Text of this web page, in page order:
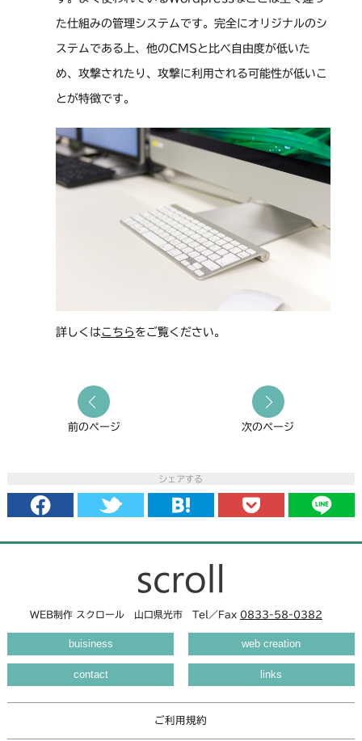
た仕組みの管理システムです。完全にオリジナルのシ
ステムである上、他のCMSと比べ自由度が低いた
め、攻撃されたり、攻撃に利用される可能性が低いこ
とが特徴です。
詳しくはこちら をご覧ください。
前のページ 次のページ
シェアする
WEB制作 スクロール 山口県光市 Tel／Fax 0833-58-0382
buisiness web creation
contact links
ご利用規約